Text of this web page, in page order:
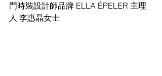
門時裝設計師品牌 ELLA ÉPELER 主理
人 李惠晶女士